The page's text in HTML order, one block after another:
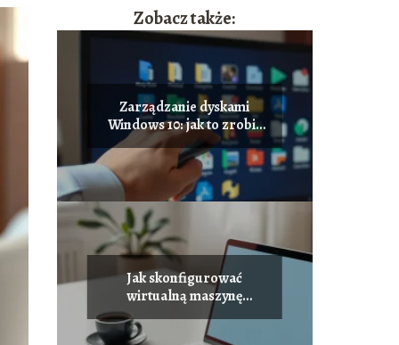
Zobacz także:
Zarządzanie dyskami
Windows 10: jak to zrobić
efektywnie?
Jak skonfigurować
wirtualną maszynę
Windows 10?